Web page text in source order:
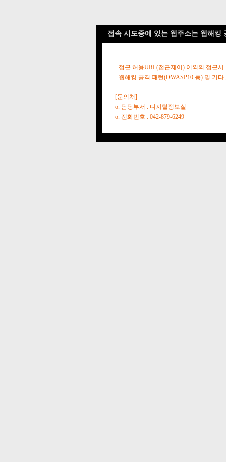
접속 시도중에 있는 웹주소는 웹해킹
- 접근 허용URL(접근제어) 이외의 접근시
- 웹해킹 공격 패턴(OWASP10 등) 및 기
[문의처]
o. 담당부서 : 디지털정보실
o. 전화번호 : 042-879-6249